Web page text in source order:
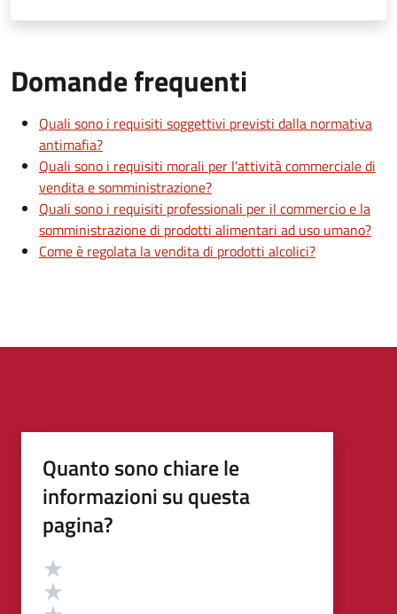
Domande frequenti
Quali sono i requisiti soggettivi previsti dalla normativa
antimafia?
Quali sono i requisiti morali per l'attività commerciale di
vendita e somministrazione?
Quali sono i requisiti professionali per il commercio e la
somministrazione di prodotti alimentari ad uso umano?
Come è regolata la vendita di prodotti alcolici?
Quanto sono chiare le
informazioni su questa
pagina?
Valutazione